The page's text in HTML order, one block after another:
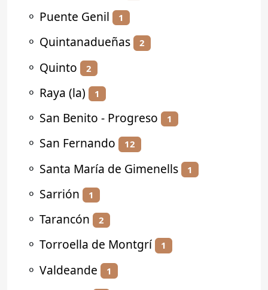
⚬ Puente Genil 1
⚬ Quintanadueñas 2
⚬ Quinto 2
⚬ Raya (la) 1
⚬ San Benito - Progreso 1
⚬ San Fernando 12
⚬ Santa María de Gimenells 1
⚬ Sarrión 1
⚬ Tarancón 2
⚬ Torroella de Montgrí 1
⚬ Valdeande 1